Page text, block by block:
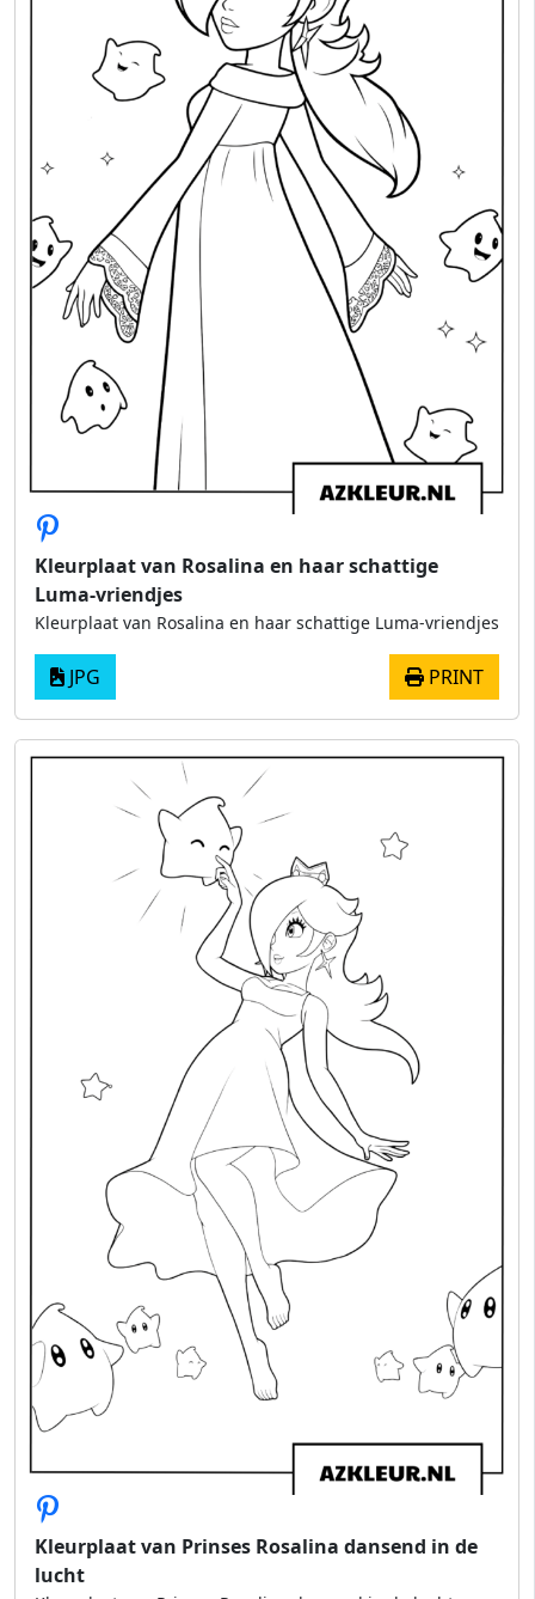
Kleurplaat van Rosalina en haar schattige
Luma-vriendjes
Kleurplaat van Rosalina en haar schattige Luma-vriendjes
JPG PRINT
Kleurplaat van Prinses Rosalina dansend in de
lucht